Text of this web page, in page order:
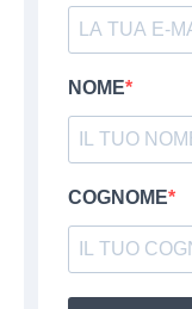
NOME
COGNOME